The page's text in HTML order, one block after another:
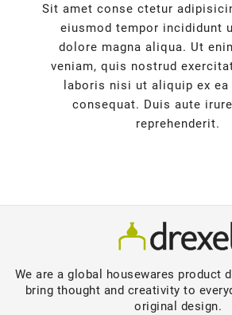
Sit amet conse ctetur
eiusmod tempor incididunt
dolore magna aliqua. Ut
veniam, quis nostrud
laboris nisi ut aliquip ex ea
consequat. Duis aute
reprehenderit.
We are a global housewares product
bring thought and creativity to
original design.